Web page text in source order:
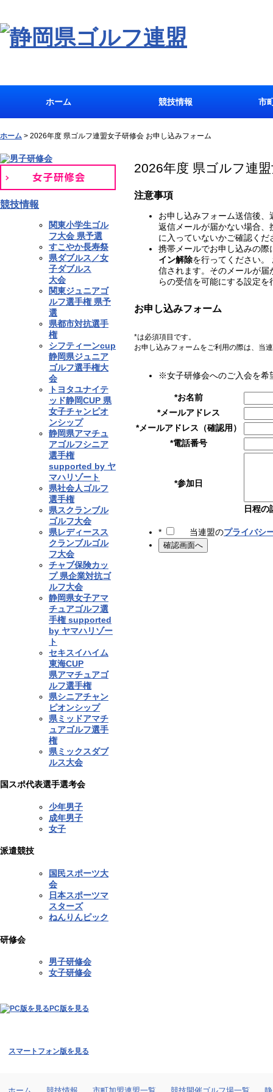
ホーム 競技情報 市
ホーム > 2026年度 県ゴルフ連盟女子研修会 お申し込みフォーム
競技情報
関東小学生ゴル
フ大会 県予選
すこやか長寿祭
県ダブルス／女
子ダブルス
大会
関東ジュニアゴ
ルフ選手権 県予
選
県都市対抗選手
権
シフティーンcup
静岡県ジュニア
ゴルフ選手権大
会
トヨタユナイテ
ッド静岡CUP 県
女子チャンピオ
ンシップ
静岡県アマチュ
アゴルフシニア
選手権
supported by ヤ
マハリゾート
県社会人ゴルフ
選手権
県スクランブル
ゴルフ大会
県レディースス
クランブルゴル
フ大会
チャブ保険カッ
プ 県企業対抗ゴ
ルフ大会
静岡県女子アマ
チュアゴルフ選
手権 supported
by ヤマハリゾー
ト
セキスイハイム
東海CUP
県アマチュアゴ
ルフ選手権
県シニアチャン
ピオンシップ
県ミッドアマチ
ュアゴルフ選手
権
県ミックスダブ
ルス大会
国スポ代表選手選考会
少年男子
成年男子
女子
派遣競技
国民スポーツ大
会
日本スポーツマ
スターズ
ねんりんピック
研修会
男子研修会
女子研修会
2026年度 県ゴルフ連
注意事項
お申し込みフォーム送信後
返信メールが届かない場合
に入っていないかご確認くだ
携帯メールでお申し込みの際
イン解除を行ってください
信されます。そのメールが
らの受信を可能にする設定を
お申し込みフォーム
*は必須項目です。
お申し込みフォームをご利用の際は、当
※女子研修会へのご入会を希
*お名前
*メールアドレス
*メールアドレス（確認用）
*電話番号
*参加日
日程の
* 当連盟のプライバシ
PC版を見る
スマートフォン版を見る